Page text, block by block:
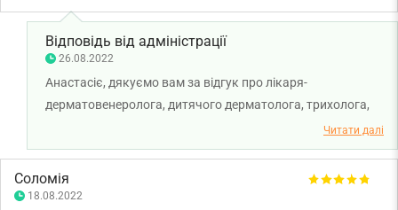
Відповідь від адміністрації
26.08.2022
Анастасіє, дякуємо вам за відгук про лікаря-
дерматовенеролога, дитячого дерматолога, трихолога,
косметолога Семено Софію Олександрівну. Бажаємо вам
міцного здоров'я та всього найкращого!
Читати далі
Соломія
18.08.2022